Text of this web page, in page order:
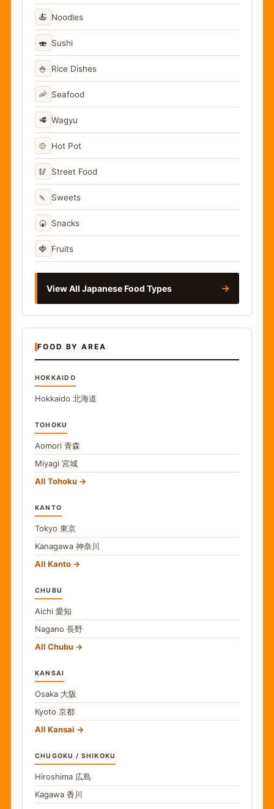
🍝 Noodles
🍣 Sushi
🍚 Rice Dishes
🦐 Seafood
🥩 Wagyu
🍲 Hot Pot
🥢 Street Food
🍡 Sweets
🍘 Snacks
🍓 Fruits
View All Japanese Food Types →
FOOD BY AREA
HOKKAIDO
Hokkaido 北海道
TOHOKU
Aomori 青森
Miyagi 宮城
All Tohoku
KANTO
Tokyo 東京
Kanagawa 神奈川
All Kanto
CHUBU
Aichi 愛知
Nagano 長野
All Chubu
KANSAI
Osaka 大阪
Kyoto 京都
All Kansai
CHUGOKU / SHIKOKU
Hiroshima 広島
Kagawa 香川